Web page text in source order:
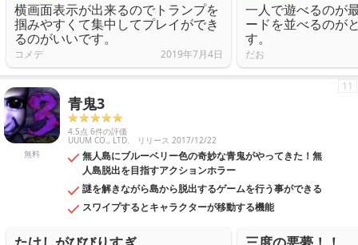
横画面表示が出来るのでトランプを
掴みやすくて集中してプレイができ
るのがいいです。
コメデ 2019年7月4日
一人で遊べるのが
ードを並べるのが
す。
だお
無料
青鬼3
4.5点 6件の評価
UUUM CO., LTD. リリース 2017/12/22
無人島にブルーベリー色の奇妙な青鬼がやってきた！無
人島脱出を目指すアクションホラー
謎を解きながら島から脱出するゲームを行う事ができる
スワイプするとキャラクターが移動する機能
11